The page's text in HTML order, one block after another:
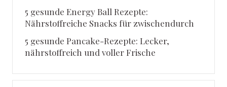
5 gesunde Energy Ball Rezepte:
Nährstoffreiche Snacks für zwischendurch
5 gesunde Pancake-Rezepte: Lecker,
nährstoffreich und voller Frische